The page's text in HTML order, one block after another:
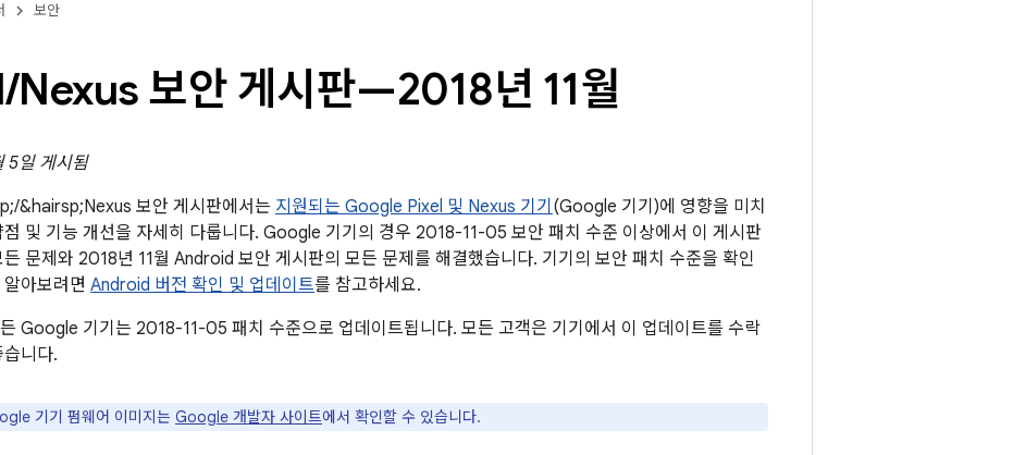
보안
/Nexus 보안 게시판—2018년 11월
5일 게시됨
&hairsp;Nexus 보안 게시판에서는 지원되는 Google Pixel 및 Nexus 기기 (Google 기기)에 영향을 미치
점 및 기능 개선을 자세히 다룹니다. Google 기기의 경우 2018-11-05 보안 패치 수준 이상에서 이 게시판
문제와 2018년 11월 Android 보안 게시판의 모든 문제를 해결했습니다. 기기의 보안 패치 수준을 확인
아보려면 Android 버전 확인 및 업데이트를 참고하세요.
Google 기기는 2018-11-05 패치 수준으로 업데이트됩니다. 모든 고객은 기기에서 이 업데이트를 수락
니다.
기기 펌웨어 이미지는 Google 개발자 사이트에서 확인할 수 있습니다.